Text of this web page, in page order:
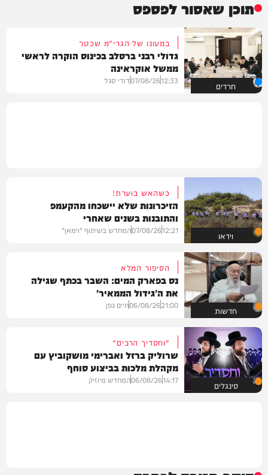
תוכן שאסור לפספס
חרדים
במעונו של הגרי"מ שכטר
גדולי רבני ברסלב בכינוס הוקרה לראשי
ממשל אוקראינה
12:33
07/08/26דודי סגל
וידאו
כשהאש בוערת!
הזיכרונות שלא יישכחו מהקעמפ
והתובנות בשנים שאחרי
12:21
07/08/26המחדש בשיתוף "וימאן"
חדשות
הסיפור המלא
נס בפארק המים: השבר בכתף שגילה
את ה'גידול הממאיר'
21:00
06/08/26חיים גפן
סינגלים
"וחסדיך הרבים"
שרוליק ברזל ואברימי מושקוביץ עם
מקהלת מלכות בביצוע סוחף
14:17
06/08/26המחדש מיוזיק